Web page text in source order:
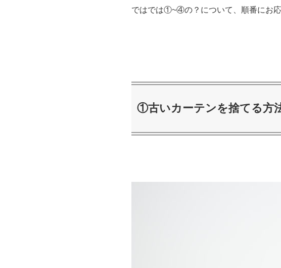
ではでは①~④の？について、順番にお応
①古いカーテンを捨てる方